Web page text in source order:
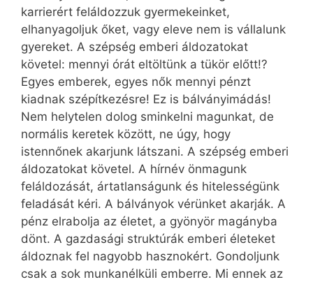
karrierért feláldozzuk gyermekeinket,
elhanyagoljuk őket, vagy eleve nem is vállalunk
gyereket. A szépség emberi áldozatokat
követel: mennyi órát eltöltünk a tükör előtt!?
Egyes emberek, egyes nők mennyi pénzt
kiadnak szépítkezésre! Ez is bálványimádás!
Nem helytelen dolog sminkelni magunkat, de
normális keretek között, ne úgy, hogy
istennőnek akarjunk látszani. A szépség emberi
áldozatokat követel. A hírnév önmagunk
feláldozását, ártatlanságunk és hitelességünk
feladását kéri. A bálványok vérünket akarják. A
pénz elrabolja az életet, a gyönyör magányba
dönt. A gazdasági struktúrák emberi életeket
áldoznak fel nagyobb hasznokért. Gondoljunk
csak a sok munkanélküli emberre. Mi ennek az